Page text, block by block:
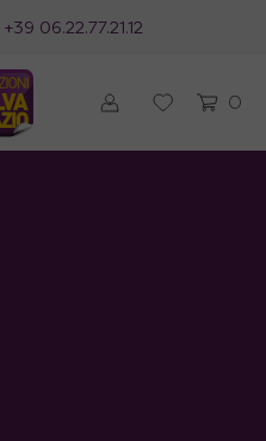
+39 06.22.77.21.12
0